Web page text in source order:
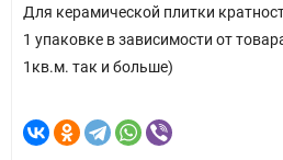
Для керамической плитки
1 упаковке в зависимости от
1кв.м. так и больше)